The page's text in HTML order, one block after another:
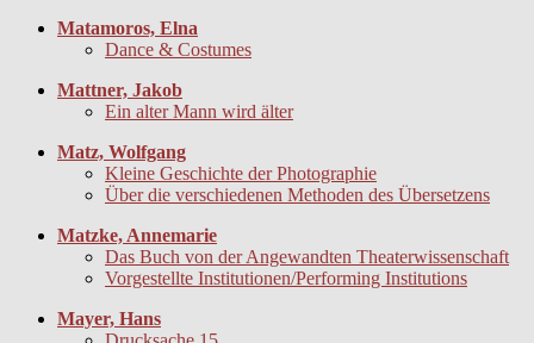
Matamoros, Elna
Dance & Costumes
Mattner, Jakob
Ein alter Mann wird älter
Matz, Wolfgang
Kleine Geschichte der Photographie
Über die verschiedenen Methoden des Übersetzens
Matzke, Annemarie
Das Buch von der Angewandten Theaterwissenschaft
Vorgestellte Institutionen/Performing Institutions
Mayer, Hans